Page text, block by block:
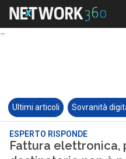
Ultimi articoli Sovranità
ESPERTO RISPONDE
Fattura elettronica,